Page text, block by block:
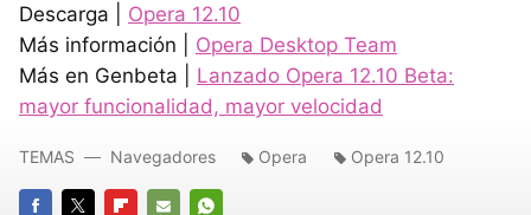
Descarga | Opera 12.10
Más información | Opera Desktop Team
Más en Genbeta | Lanzado Opera 12.10 Beta:
mayor funcionalidad, mayor velocidad
TEMAS Navegadores Opera Opera 12.10